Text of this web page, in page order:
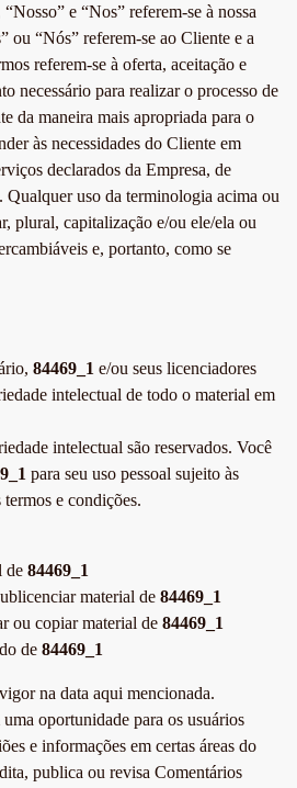
e “Nos” referem-se à nossa
ou “Nós” referem-se ao Cliente e a
referem-se à oferta, aceitação e
necessário para realizar o processo de
da maneira mais apropriada para o
às necessidades do Cliente em
declarados da Empresa, de
Qualquer uso da terminologia acima ou
plural, capitalização e/ou ele/ela ou
e, portanto, como se
84469_1 e/ou seus licenciadores
intelectual de todo o material em
intelectual são reservados. Você
para seu uso pessoal sujeito às
e condições.
de 84469_1
material de 84469_1
ou copiar material de 84469_1
de 84469_1
na data aqui mencionada.
oportunidade para os usuários
e informações em certas áreas do
publica ou revisa Comentários